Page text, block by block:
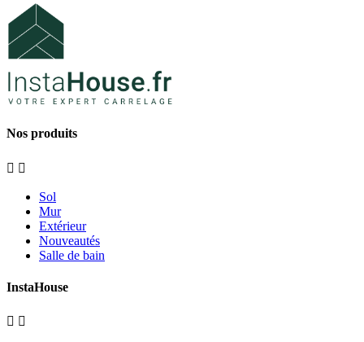
Nos produits
 
Sol
Mur
Extérieur
Nouveautés
Salle de bain
InstaHouse
 